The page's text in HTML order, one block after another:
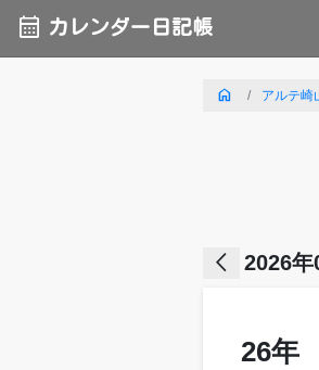
calendar_month カレンダー日記帳
home アルテ
arrow_back_ios 2026年
26年